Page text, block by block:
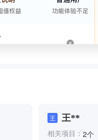
王 王**
相关项目： 2个